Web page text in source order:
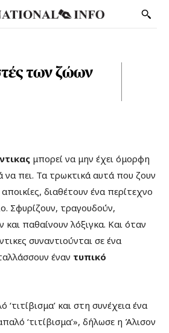
των ζώων
μπορεί να μην έχει όμορφη
να πει. Τα τρωκτικά αυτά που ζουν
διαθέτουν ένα περίτεχνο
Σφυρίζουν, τραγουδούν,
και παθαίνουν λόξιγκα. Και όταν
συναντιούνται σε ένα
έναν τυπικό
και στη συνέχεια ένα
‘τιτίβισμα’», δήλωσε η Άλισον